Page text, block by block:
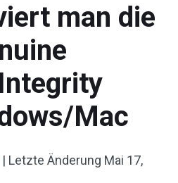
man die
Mac
| Letzte Änderung Mai 17,